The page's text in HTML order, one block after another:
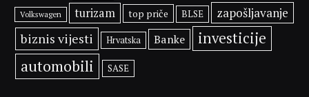
Volkswagen turizam top priče BLSE zapošljavanje
biznis vijesti Hrvatska Banke investicije
automobili SASE